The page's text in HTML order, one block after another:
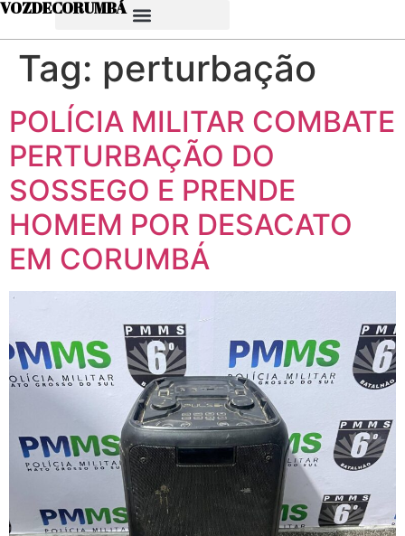
VOZDECORUMBÁ
Tag: perturbação
POLÍCIA MILITAR COMBATE
PERTURBAÇÃO DO
SOSSEGO E PRENDE
HOMEM POR DESACATO
EM CORUMBÁ